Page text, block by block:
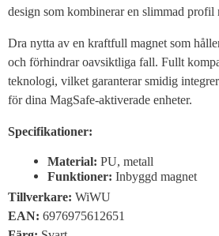
design som kombinerar en slimmad profil
Dra nytta av en kraftfull magnet som
och förhindrar oavsiktliga fall. Fullt
teknologi, vilket garanterar smidig
för dina MagSafe-aktiverade enheter.
Specifikationer:
Material: PU, metall
Funktioner: Inbyggd magnet
Tillverkare: WiWU
EAN: 6976975612651